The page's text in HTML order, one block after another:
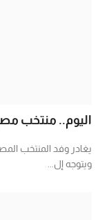
اليوم.. منتخب مصر
يغادر وفد المنتخب
ويتوجه إل...